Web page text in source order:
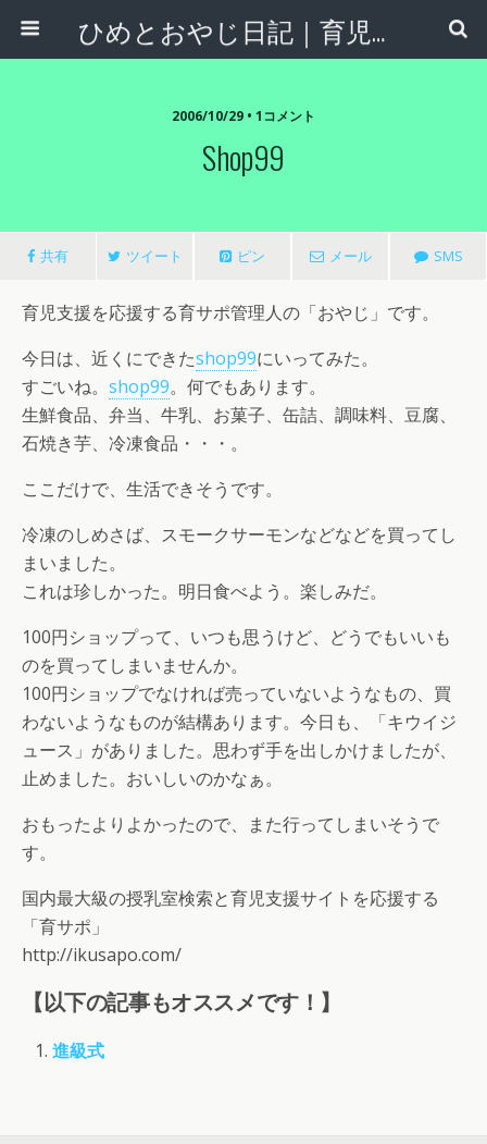
ひめとおやじ日記｜育児支援サポート【育サポ】
2006/10/29 • 1コメント
Shop99
共有 ツイート ピン メール SMS
育児支援を応援する育サポ管理人の「おやじ」です。
今日は、近くにできたshop99にいってみた。
すごいね。 shop99。何でもあります。
生鮮食品、弁当、牛乳、お菓子、缶詰、調味料、豆腐、
石焼き芋、冷凍食品・・・。
ここだけで、生活できそうです。
冷凍のしめさば、スモークサーモンなどなどを買ってし
まいました。
これは珍しかった。明日食べよう。楽しみだ。
100円ショップって、いつも思うけど、どうでもいいも
のを買ってしまいませんか。
100円ショップでなければ売っていないようなもの、買
わないようなものが結構あります。今日も、「キウイジ
ュース」がありました。思わず手を出しかけましたが、
止めました。おいしいのかなぁ。
おもったよりよかったので、また行ってしまいそうで
す。
国内最大級の授乳室検索と育児支援サイトを応援する
「育サポ」
http://ikusapo.com/
【以下の記事もオススメです！】
進級式